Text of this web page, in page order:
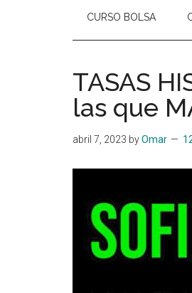
CURSO BOLSA
TASAS
las que
abril 7, 2023 byOmar